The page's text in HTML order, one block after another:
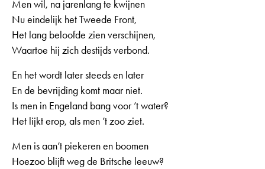
Men wil, na jarenlang te kwijnen
Nu eindelijk het Tweede Front,
Het lang beloofde zien verschijnen,
Waartoe hij zich destijds verbond.
En het wordt later steeds en later
En de bevrijding komt maar niet.
Is men in Engeland bang voor ’t water?
Het lijkt erop, als men ’t zoo ziet.
Men is aan’t piekeren en boomen
Hoezoo blijft weg de Britsche leeuw?